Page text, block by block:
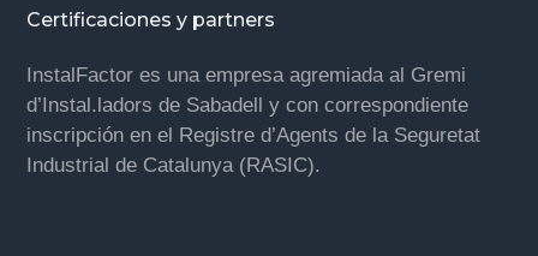
Certificaciones y partners
InstalFactor es una empresa agremiada al Gremi
d’Instal.ladors de Sabadell y con correspondiente
inscripción en el Registre d’Agents de la Seguretat
Industrial de Catalunya (RASIC).